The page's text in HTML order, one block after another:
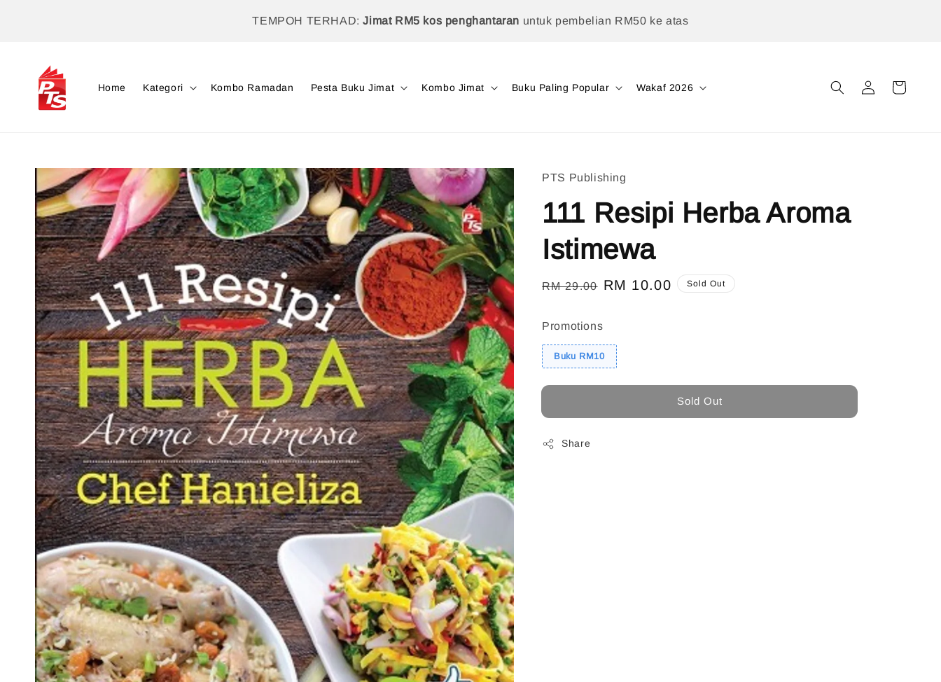
TEMPOH TERHAD:Jimat RM5 kos penghantaran untuk pembelian RM50 ke atas
Home Kategori Kombo Ramadan Pesta Buku Jimat Kombo Jimat Buku Paling Popular Wakaf 2026
PTS Publishing
111 Resipi Herba Aroma
Istimewa
Regular
RM 29.00 Sale
RM 10.00 Sold Out
Promotions
Buku RM10
Sold Out
Share